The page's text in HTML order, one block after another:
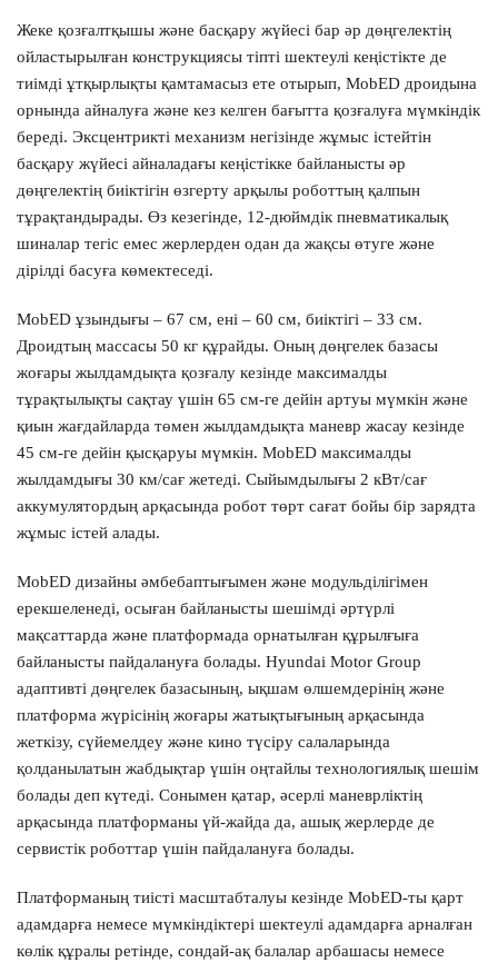
Жеке қозғалтқышы және басқару жүйесі бар әр дөңгелектің
ойластырылған конструкциясы тіпті шектеулі кеңістікте де
тиімді ұтқырлықты қамтамасыз ете отырып, MobED дроидына
орнында айналуға және кез келген бағытта қозғалуға мүмкіндік
береді. Эксцентрикті механизм негізінде жұмыс істейтін
басқару жүйесі айналадағы кеңістікке байланысты әр
дөңгелектің биіктігін өзгерту арқылы роботтың қалпын
тұрақтандырады. Өз кезегінде, 12-дюймдік пневматикалық
шиналар тегіс емес жерлерден одан да жақсы өтуге және
дірілді басуға көмектеседі.
MobED ұзындығы – 67 см, ені – 60 см, биіктігі – 33 см.
Дроидтың массасы 50 кг құрайды. Оның дөңгелек базасы
жоғары жылдамдықта қозғалу кезінде максималды
тұрақтылықты сақтау үшін 65 см-ге дейін артуы мүмкін және
қиын жағдайларда төмен жылдамдықта маневр жасау кезінде
45 см-ге дейін қысқаруы мүмкін. MobED максималды
жылдамдығы 30 км/сағ жетеді. Сыйымдылығы 2 кВт/сағ
аккумулятордың арқасында робот төрт сағат бойы бір зарядта
жұмыс істей алады.
MobED дизайны әмбебаптығымен және модульділігімен
ерекшеленеді, осыған байланысты шешімді әртүрлі
мақсаттарда және платформада орнатылған құрылғыға
байланысты пайдалануға болады. Hyundai Motor Group
адаптивті дөңгелек базасының, ықшам өлшемдерінің және
платформа жүрісінің жоғары жатықтығының арқасында
жеткізу, сүйемелдеу және кино түсіру салаларында
қолданылатын жабдықтар үшін оңтайлы технологиялық шешім
болады деп күтеді. Сонымен қатар, әсерлі маневрліктің
арқасында платформаны үй-жайда да, ашық жерлерде де
сервистік роботтар үшін пайдалануға болады.
Платформаның тиісті масштабталуы кезінде MobED-ты қарт
адамдарға немесе мүмкіндіктері шектеулі адамдарға арналған
көлік құралы ретінде, сондай-ақ балалар арбашасы немесе
Номер телефона *
ӨТІНІМ ЖІБЕРУ
Предложение не является публичной офертой